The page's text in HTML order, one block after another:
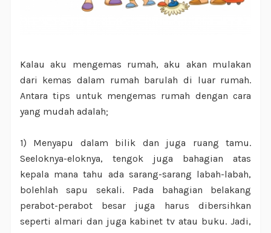
Kalau aku mengemas rumah, aku akan mulakan
dari kemas dalam rumah barulah di luar rumah.
Antara tips untuk mengemas rumah dengan cara
yang mudah adalah;
1) Menyapu dalam bilik dan juga ruang tamu.
Seeloknya-eloknya, tengok juga bahagian atas
kepala mana tahu ada sarang-sarang labah-labah,
bolehlah sapu sekali. Pada bahagian belakang
perabot-perabot besar juga harus dibersihkan
seperti almari dan juga kabinet tv atau buku. Jadi,